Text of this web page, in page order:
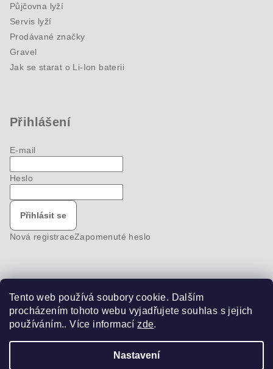
Tento web používá soubory cookie. Dalším
procházením tohoto webu vyjadřujete souhlas s jejich
používáním.. Více informacízde.
Nastavení
Půjčovna lyží
Servis lyží
Prodávané značky
Gravel
Jak se starat o Li-Ion baterii
Přihlášení
E-mail
Heslo
Přihlásit se
Nová registraceZapomenuté heslo
Nákupní košík
0ks /0 Kč